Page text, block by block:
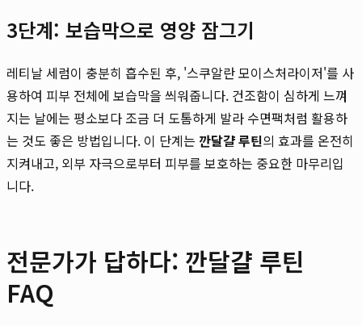
3단계: 보습막으로 영양 잠그기
레티날 세럼이 충분히 흡수된 후, '스쿠알란 모이스처라이저'를 사
용하여 피부 전체에 보습막을 씌워줍니다. 건조함이 심하게 느껴
지는 날에는 평소보다 조금 더 도톰하게 발라 수면팩처럼 활용하
는 것도 좋은 방법입니다. 이 단계는 깐달걀 루틴의 효과를 온전히
지켜내고, 외부 자극으로부터 피부를 보호하는 중요한 마무리입
니다.
전문가가 답하다: 깐달걀 루틴
FAQ